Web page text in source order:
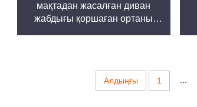
мақтадан жасалған диван
жабдығы қоршаған ортаны
серпімділік қасиетімен
Алдыңғы 1 ...